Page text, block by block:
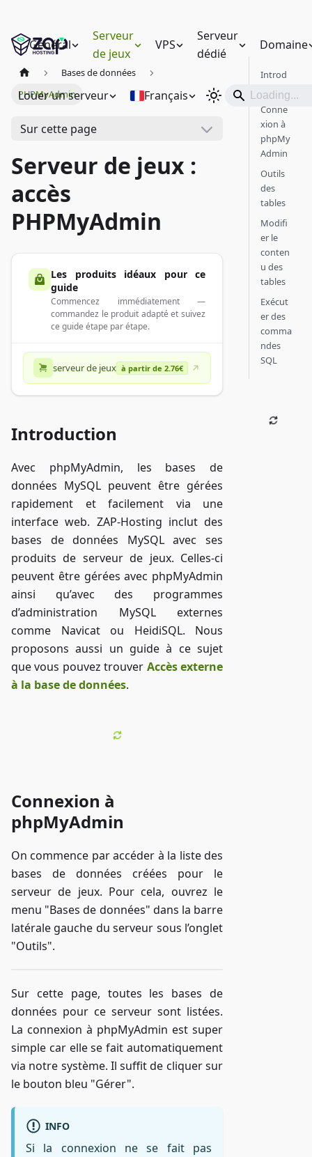
Général
Serveur
de jeux
VPS
Serveur
dédié
Domaine
Louer un serveur Français
Bases de données
PHPMyAdmin
Sur cette page
Serveur de jeux :
accès
PHPMyAdmin
Les produits idéaux pour ce
guide
Commencez immédiatement —
commandez le produit adapté et suivez
ce guide étape par étape.
serveur de jeux à partir de 2.76€
Introduction
Avec phpMyAdmin, les bases de
données MySQL peuvent être gérées
rapidement et facilement via une
interface web. ZAP-Hosting inclut des
bases de données MySQL avec ses
produits de serveur de jeux. Celles-ci
peuvent être gérées avec phpMyAdmin
ainsi qu’avec des programmes
d’administration MySQL externes
comme Navicat ou HeidiSQL. Nous
proposons aussi un guide à ce sujet
que vous pouvez trouver Accès externe
à la base de données.
Connexion à
phpMyAdmin
On commence par accéder à la liste des
bases de données créées pour le
serveur de jeux. Pour cela, ouvrez le
menu "Bases de données" dans la barre
latérale gauche du serveur sous l’onglet
"Outils".
Sur cette page, toutes les bases de
données pour ce serveur sont listées.
La connexion à phpMyAdmin est super
simple car elle se fait automatiquement
via notre système. Il suffit de cliquer sur
le bouton bleu "Gérer".
INFO
Si la connexion ne se fait pas
Introd
uction
Conne
xion à
phpMy
Admin
Outils
des
tables
Modifi
er le
conten
u des
tables
Exécut
er des
comma
ndes
SQL